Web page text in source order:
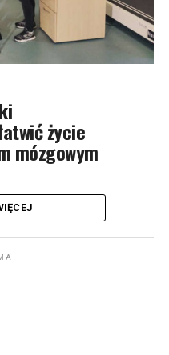
życie
mózgowym